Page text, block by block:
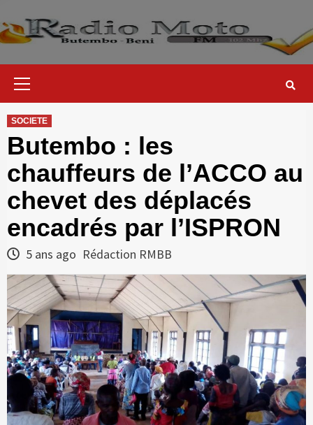
to
content
SOCIETE
Butembo : les
chauffeurs de l’ACCO au
chevet des déplacés
encadrés par l’ISPRON
5 ans ago Rédaction RMBB